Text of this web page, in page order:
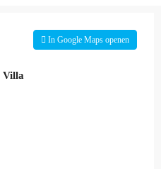
In Google Maps openen
Villa